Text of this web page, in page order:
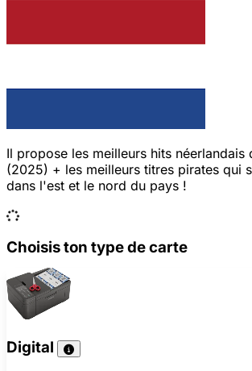
Il propose les meilleurs hits néerlandais
(2025) + les meilleurs titres pirates qui
dans l'est et le nord du pays !
Choisis ton type de carte
Digital